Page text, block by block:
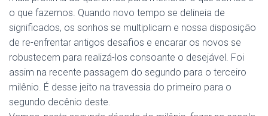
o que fazemos. Quando novo tempo se delineia de
significados, os sonhos se multiplicam e nossa disposição
de re-enfrentar antigos desafios e encarar os novos se
robustecem para realizá-los consoante o desejável. Foi
assim na recente passagem do segundo para o terceiro
milênio. É desse jeito na travessia do primeiro para o
segundo decênio deste.